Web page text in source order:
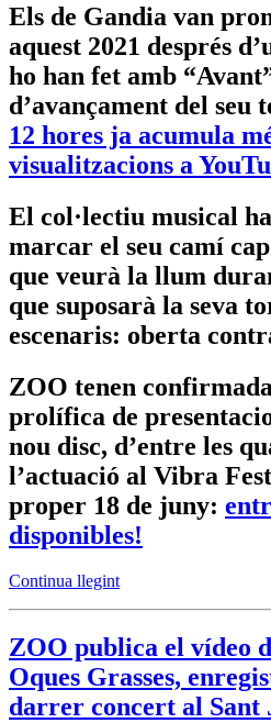
Els de Gandia van
aquest 2021 després
ho han fet amb
d’avançament del seu
12 hores ja acumula
visualitzacions a
El col·lectiu musical
marcar el seu camí
que veurà la llum
que suposarà la seva
escenaris: oberta
ZOO tenen
prolífica de
nou disc, d’entre les
l’actuació al Vibra
proper 18 de juny:
disponibles!
Continua llegint
ZOO publica el vídeo
Oques Grasses,
darrer concert al Sant